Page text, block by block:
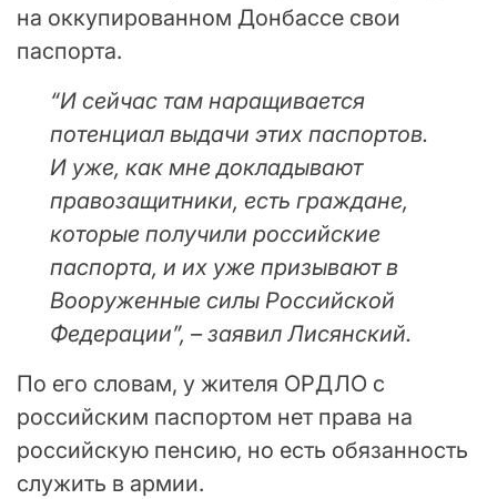
на оккупированном Донбассе свои
паспорта.
“И сейчас там наращивается
потенциал выдачи этих паспортов.
И уже, как мне докладывают
правозащитники, есть граждане,
которые получили российские
паспорта, и их уже призывают в
Вооруженные силы Российской
Федерации”, – заявил Лисянский.
По его словам, у жителя ОРДЛО с
российским паспортом нет права на
российскую пенсию, но есть обязанность
служить в армии.